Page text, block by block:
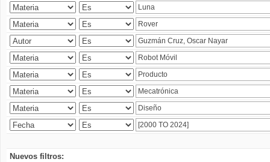
Nuevos filtros: